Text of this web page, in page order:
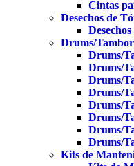
Cintas
Desechos de
Drums/
Drums/
Drums/
Drums/
Drums/
Drums/
Drums/
Drums/
Drums/
Kits de